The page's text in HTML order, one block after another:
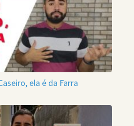
ela é da Farra